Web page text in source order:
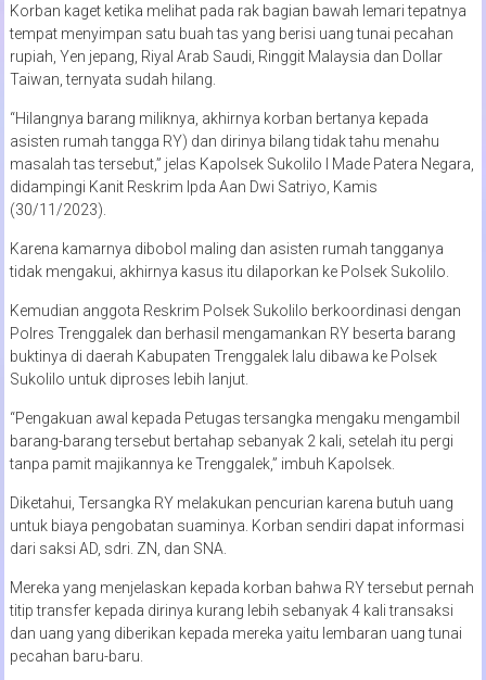
Korban kaget ketika melihat pada rak bagian bawah lemari tepatnya
tempat menyimpan satu buah tas yang berisi uang tunai pecahan
rupiah, Yen jepang, Riyal Arab Saudi, Ringgit Malaysia dan Dollar
Taiwan, ternyata sudah hilang.
“Hilangnya barang miliknya, akhirnya korban bertanya kepada
asisten rumah tangga RY) dan dirinya bilang tidak tahu menahu
masalah tas tersebut,” jelas Kapolsek Sukolilo I Made Patera Negara,
didampingi Kanit Reskrim Ipda Aan Dwi Satriyo, Kamis
(30/11/2023).
Karena kamarnya dibobol maling dan asisten rumah tangganya
tidak mengakui, akhirnya kasus itu dilaporkan ke Polsek Sukolilo.
Kemudian anggota Reskrim Polsek Sukolilo berkoordinasi dengan
Polres Trenggalek dan berhasil mengamankan RY beserta barang
buktinya di daerah Kabupaten Trenggalek lalu dibawa ke Polsek
Sukolilo untuk diproses lebih lanjut.
“Pengakuan awal kepada Petugas tersangka mengaku mengambil
barang-barang tersebut bertahap sebanyak 2 kali, setelah itu pergi
tanpa pamit majikannya ke Trenggalek,” imbuh Kapolsek.
Diketahui, Tersangka RY melakukan pencurian karena butuh uang
untuk biaya pengobatan suaminya. Korban sendiri dapat informasi
dari saksi AD, sdri. ZN, dan SNA.
Mereka yang menjelaskan kepada korban bahwa RY tersebut pernah
titip transfer kepada dirinya kurang lebih sebanyak 4 kali transaksi
dan uang yang diberikan kepada mereka yaitu lembaran uang tunai
pecahan baru-baru.